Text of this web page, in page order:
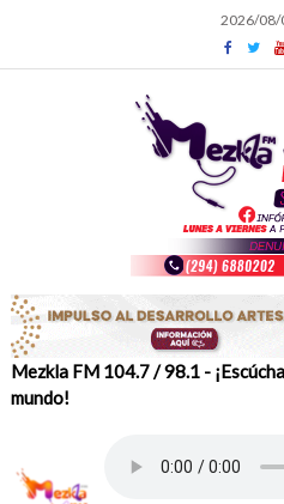
content
2026/08/
Mezkla FM 104.7 / 98.1 -
mundo!